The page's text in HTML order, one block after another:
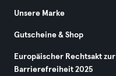
Unsere Marke
Gutscheine & Shop
Europäischer Rechtsakt zur
Barrierefreiheit 2025